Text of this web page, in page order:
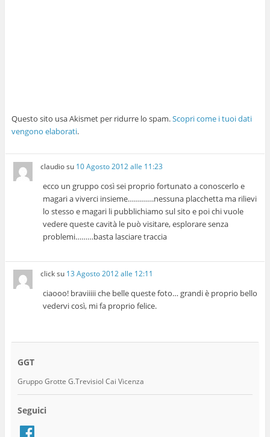
Questo sito usa Akismet per ridurre lo spam.Scopri come i tuoi dati
vengono elaborati.
claudiosu 10 Agosto 2012 alle 11:23
ecco un gruppo così sei proprio fortunato a conoscerlo e
magari a viverci insieme………….nessuna placchetta ma rilievi
lo stesso e magari li pubblichiamo sul sito e poi chi vuole
vedere queste cavità le può visitare, esplorare senza
problemi………basta lasciare traccia
clicksu 13 Agosto 2012 alle 12:11
ciaooo! braviiiii che belle queste foto… grandi è proprio bello
vedervi così, mi fa proprio felice.
GGT
Gruppo Grotte G.Trevisiol Cai Vicenza
Seguici
Facebook